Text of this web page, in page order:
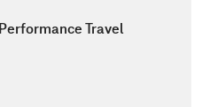
Travel